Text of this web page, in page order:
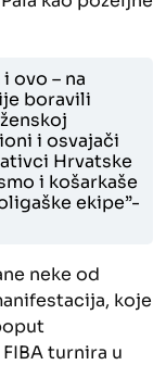
ovo – na
boravili
i osvajači
Hrvatske
i košarkaše
ekipe”-
neke od
koje
turnira u